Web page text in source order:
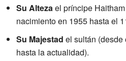
Su Altezael príncipe
nacimiento en 1955 hasta el
Su Majestad el sultán (desde
hasta la actualidad).